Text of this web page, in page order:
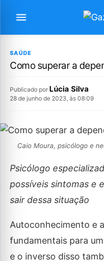
SAÚDE
Como superar a
Publicado por Lúcia Silva
28 de junho de 2023, às 08:09
Caio Moura, psicólogo e
Psicólogo
possíveis sintomas e
sair dessa situação
Autoconhecimento e
fundamentais para
e o inverso disso